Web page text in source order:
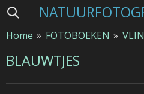
Ga
naar
de
hoofdinhoud
Home » FOTOBOEKEN »
BLAUWTJES